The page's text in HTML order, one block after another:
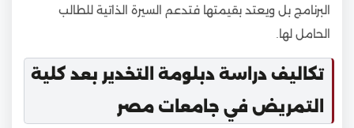
البرنامج بل ويعتد بقيمتها فتدعم السيرة الذاتية للطالب
الحامل لها.
تكاليف دراسة دبلومة التخدير بعد كلية
التمريض في جامعات مصر